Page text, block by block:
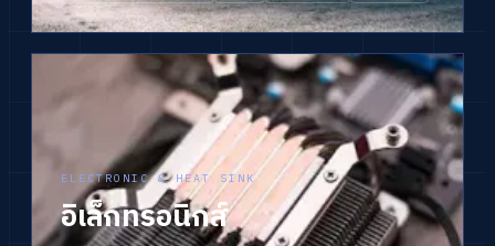
ELECTRONIC & HEAT SINK
อิเล็กทรอนิกส์